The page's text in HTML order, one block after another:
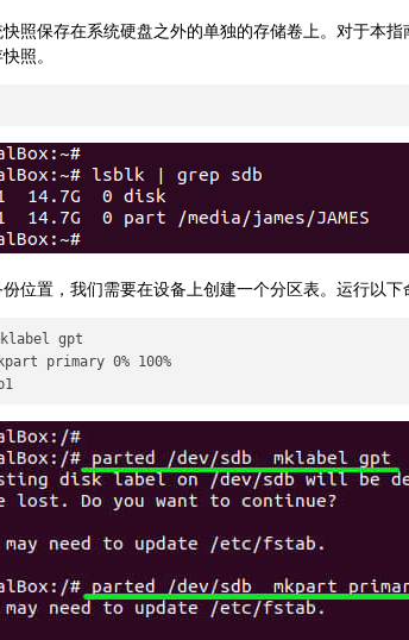
照保存在系统硬盘之外的单独的存储卷上。对于本
照。
位置，我们需要在设备上创建一个分区表。运行以下
gpt
primary 0% 100%